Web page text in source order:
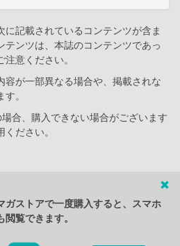
記載されているコンテンツが含ま
テンツは、本誌のコンテンツであっ
意ください。
が一部異なる場合や、掲載されな
。
合、購入できない場合がございます
ださい。
ガストアで一度購入すると、スマホ
覧できます。